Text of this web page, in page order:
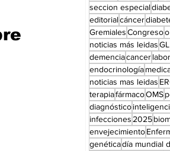
seccion especial
editorialcáncer
GremialesCongreso
noticias más leidas
demenciacancer
endocrinología
noticias mas leidas
terapiafármacoOMS
diagnóstico
infecciones 2025
envejecimiento
genéticadía mundial